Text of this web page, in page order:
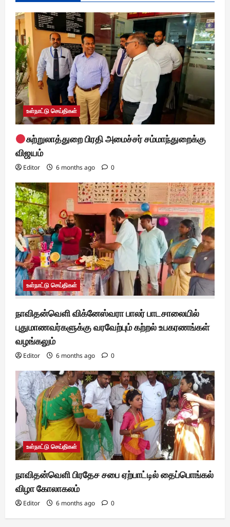
a
t
i
o
n
உள்நாட்டு செய்திகள்
சுற்றுலாத்துறை பிரதி அமைச்சர் சம்மாந்துறைக்கு
விஜயம்
Editor 6 months ago 0
உள்நாட்டு செய்திகள்
நாவிதன்வெளி விக்னேஸ்வரா பாலர் பாடசாலையில்
புதுமாணவர்களுக்கு வரவேற்பும் கற்றல் உபகரணங்கள்
வழங்கலும்
Editor 6 months ago 0
உள்நாட்டு செய்திகள்
நாவிதன்வெளி பிரதேச சபை ஏற்பாட்டில் தைப்பொங்கல்
விழா கோலாகலம்
Editor 6 months ago 0